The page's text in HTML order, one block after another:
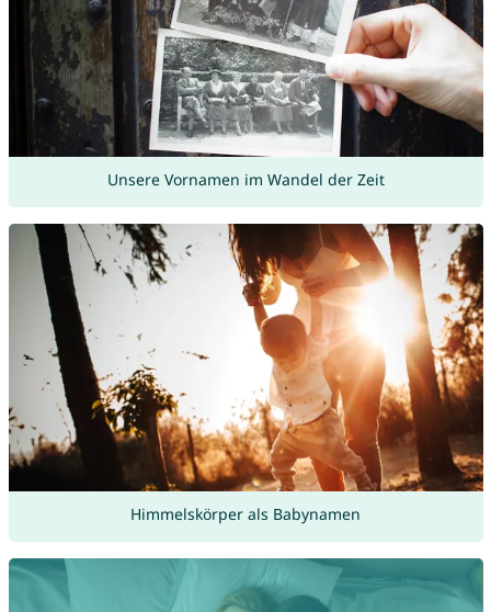
Unsere Vornamen im Wandel der Zeit
Himmelskörper als Babynamen